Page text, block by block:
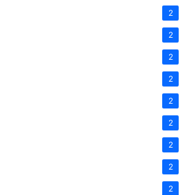
2
2
2
2
2
2
2
2
2